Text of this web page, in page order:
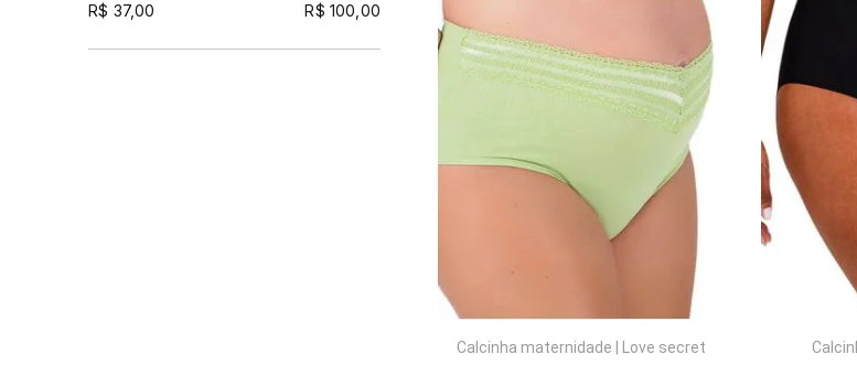
R$ 37,00 R$ 100,00
Calcinha maternidade | Love secret
COMPRAR